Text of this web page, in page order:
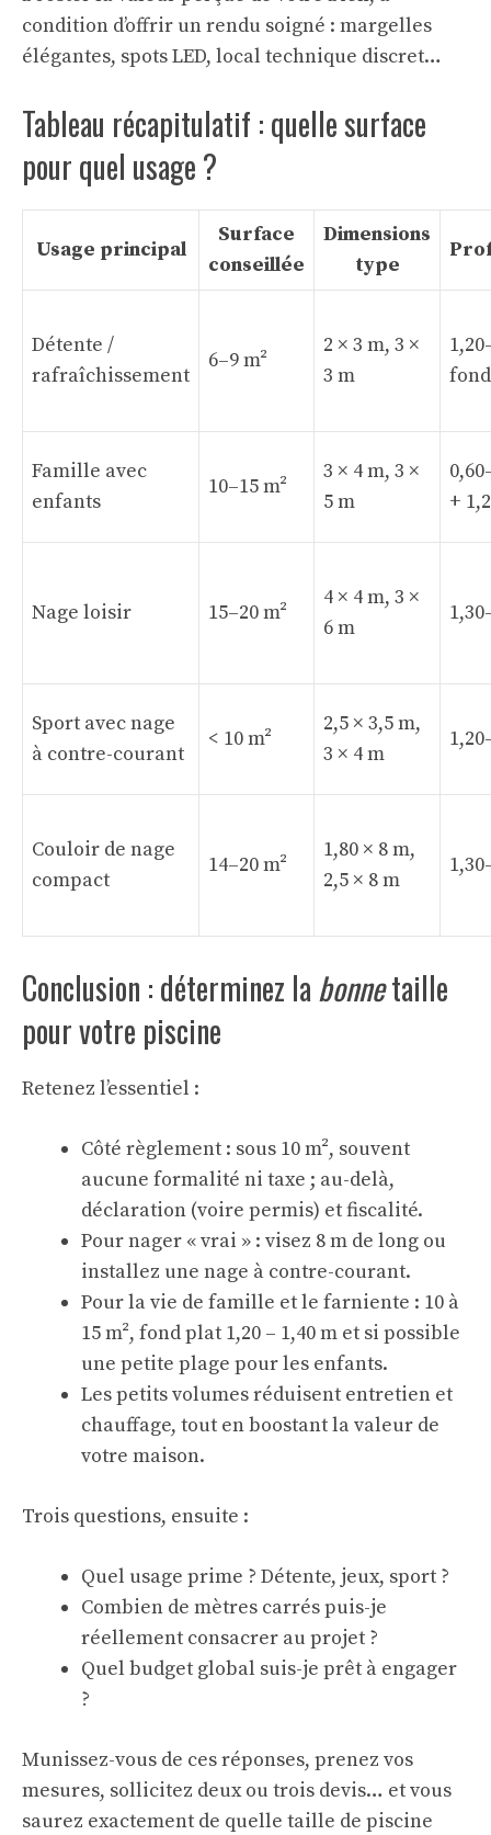
condition d’offrir un rendu soigné : margelles
élégantes, spots LED, local technique discret…
Tableau récapitulatif : quelle surface
pour quel usage ?
Usage principal
Surface
conseillée
Dimensions
type
Détente /
rafraîchissement
6–9 m²
2 × 3 m, 3 ×
3 m
Famille avec
enfants
10–15 m²
3 × 4 m, 3 ×
5 m
+
Nage loisir 15–20 m²
4 × 4 m, 3 ×
6 m
Sport avec nage
à contre-courant
< 10 m²
2,5 × 3,5 m,
3 × 4 m
Couloir de nage
compact
14–20 m²
1,80 × 8 m,
2,5 × 8 m
Conclusion : déterminez la bonnetaille
pour votre piscine
Retenez l’essentiel :
Côté règlement : sous 10 m², souvent
aucune formalité ni taxe ; au-delà,
déclaration (voire permis) et fiscalité.
Pour nager « vrai » : visez 8 m de long ou
installez une nage à contre-courant.
Pour la vie de famille et le farniente : 10 à
15 m², fond plat 1,20 – 1,40 m et si possible
une petite plage pour les enfants.
Les petits volumes réduisent entretien et
chauffage, tout en boostant la valeur de
votre maison.
Trois questions, ensuite :
Quel usage prime ? Détente, jeux, sport ?
Combien de mètres carrés puis-je
réellement consacrer au projet ?
Quel budget global suis-je prêt à engager
?
Munissez-vous de ces réponses, prenez vos
mesures, sollicitez deux ou trois devis… et vous
saurez exactement de quelle taille de piscine